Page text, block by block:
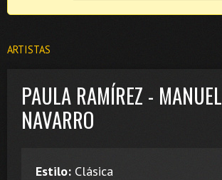
ARTISTAS
PAULA RAMÍREZ - MANUEL
NAVARRO
Estilo: Clásica